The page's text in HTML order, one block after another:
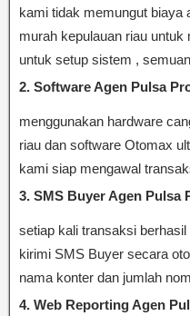
kami tidak memungut biaya
murah kepulauan riau untuk
untuk setup sistem ,
2. Software Agen Pulsa
menggunakan hardware
riau dan software Otomax
kami siap mengawal
3. SMS Buyer Agen Pulsa
setiap kali transaksi
kirimi SMS Buyer secara
nama konter dan jumlah
4. Web Reporting Agen